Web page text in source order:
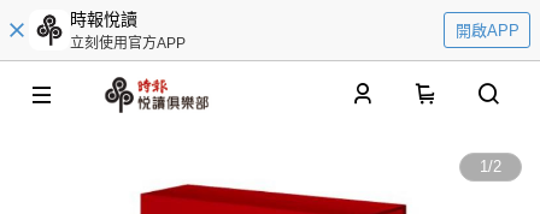
時報悅讀
立刻使用官方APP
開啟APP
1/2